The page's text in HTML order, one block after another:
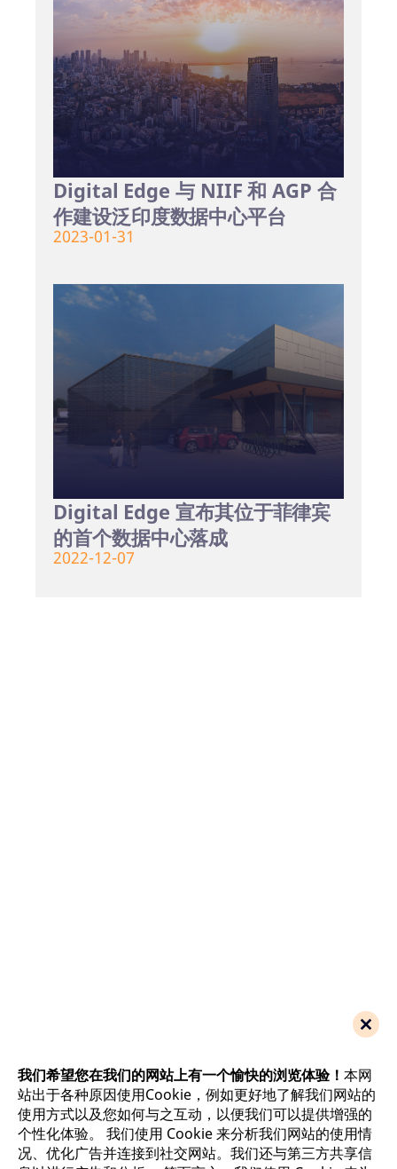
Digital Edge 与 NIIF 和 AGP 合
作建设泛印度数据中心平台
2023-01-31
Digital Edge 宣布其位于菲律宾
的首个数据中心落成
2022-12-07
我们希望您在我们的网站上有一个愉快的浏览体验！ 本网
站出于各种原因使用Cookie，例如更好地了解我们网站的
使用方式以及您如何与之互动，以便我们可以提供增强的
个性化体验。 我们使用 Cookie 来分析我们网站的使用情
况、优化广告并连接到社交网站。我们还与第三方共享信